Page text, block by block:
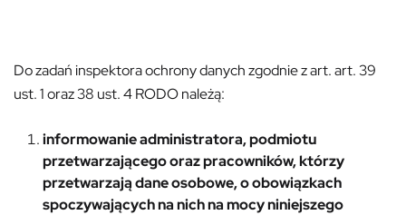
Do zadań inspektora ochrony danych zgodnie z art. art. 39
ust. 1 oraz 38 ust. 4 RODO należą:
informowanie administratora, podmiotu
przetwarzającego oraz pracowników, którzy
przetwarzają dane osobowe, o obowiązkach
spoczywających na nich na mocy niniejszego